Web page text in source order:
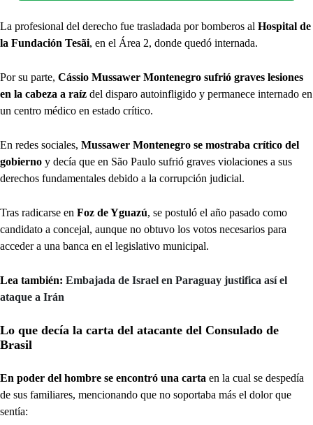
La profesional del derecho fue trasladada por bomberos al Hospital de
la Fundación Tesãi, en el Área 2, donde quedó internada.
Por su parte, Cássio Mussawer Montenegro sufrió graves lesiones
en la cabeza a raíz del disparo autoinfligido y permanece internado en
un centro médico en estado crítico.
En redes sociales, Mussawer Montenegro se mostraba crítico del
gobierno y decía que en São Paulo sufrió graves violaciones a sus
derechos fundamentales debido a la corrupción judicial.
Tras radicarse en Foz de Yguazú, se postuló el año pasado como
candidato a concejal, aunque no obtuvo los votos necesarios para
acceder a una banca en el legislativo municipal.
Lea también: Embajada de Israel en Paraguay justifica así el
ataque a Irán
Lo que decía la carta del atacante del Consulado de
Brasil
En poder del hombre se encontró una carta en la cual se despedía
de sus familiares, mencionando que no soportaba más el dolor que
sentía: